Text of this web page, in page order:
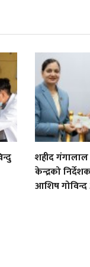
शहीद गंगालाल
केन्द्रको
आशिष गोविन्द